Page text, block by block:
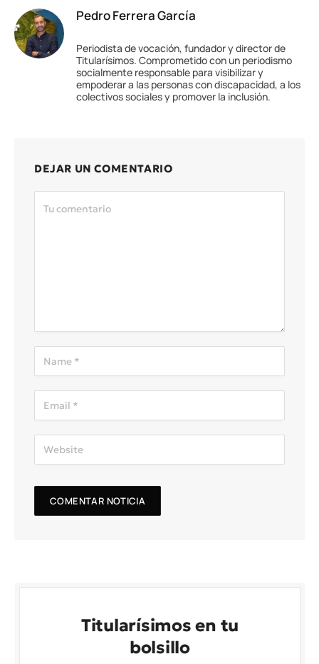
Pedro Ferrera García
Periodista de vocación, fundador y director de
Titularísimos. Comprometido con un periodismo
socialmente responsable para visibilizar y
empoderar a las personas con discapacidad, a los
colectivos sociales y promover la inclusión.
DEJAR UN COMENTARIO
Titularísimos en tu
bolsillo